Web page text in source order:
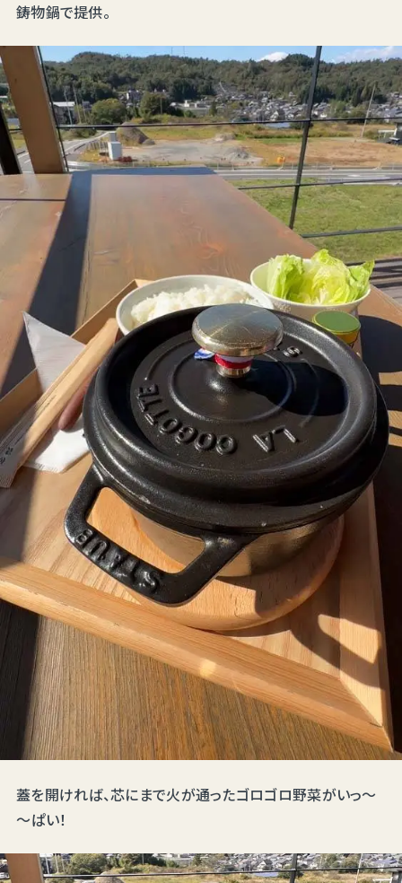
鋳物鍋で提供。
蓋を開ければ、芯にまで火が通ったゴロゴロ野菜がいっ～
～ぱい！